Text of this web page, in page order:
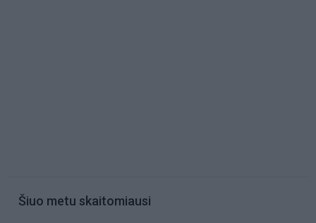
Šiuo metu skaitomiausi